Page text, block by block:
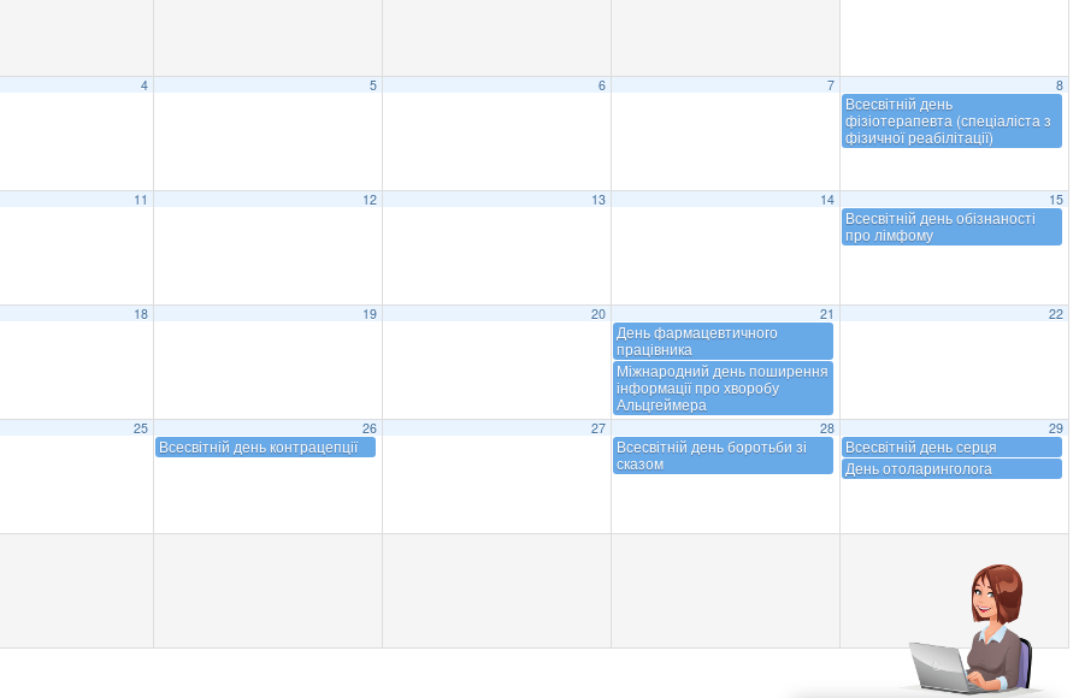
4 5 6 7 8
Всесвітній день
фізіотерапевта (спеціаліста з
фізичної реабілітації)
11 12 13 14 15
Всесвітній день обізнаності
про лімфому
18 19 20 21
День фармацевтичного
працівника
Міжнародний день поширення
інформації про хворобу
Альцгеймера
22
25 26
Всесвітній день контрацепції
27 28
Всесвітній день боротьби зі
сказом
29
Всесвітній день серця
День отоларинголога